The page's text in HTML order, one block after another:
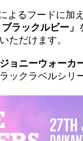
よるフードに加
ラックルビー」
ただけます。
ジョニーウォーカ
ックラベルシリ